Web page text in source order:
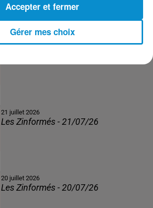
22 juillet 2026
21 juillet 2026
Les Zinformés - 21/07/26
20 juillet 2026
Les Zinformés - 20/07/26
Gérer mes choix
Accepter et fermer